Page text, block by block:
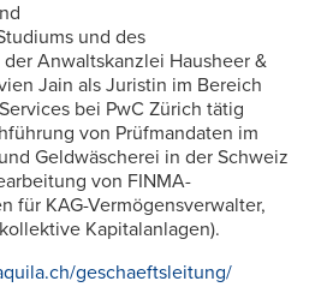
und des
Anwaltskanzlei Hausheer &
Jain als Juristin im Bereich
bei PwC Zürich tätig
von Prüfmandaten im
Geldwäscherei in der Schweiz
von FINMA-
für KAG-Vermögensverwalter,
Kapitalanlagen).
geschaeftsleitung/